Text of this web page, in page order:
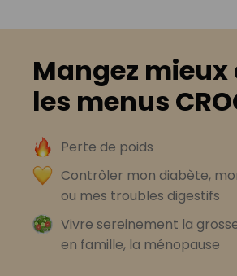
Mangez mieux
les menus
Perte de poids
Contrôler mon diabète,
ou mes troubles digestifs
Vivre sereinement la
en famille, la ménopause